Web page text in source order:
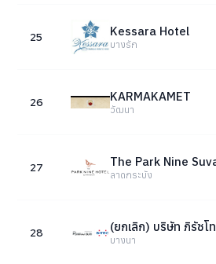
25 Kessara Hotel
บางรัก
26 KARMAKAMET
วัฒนา
27
ลาดกระบัง
28
บางนา